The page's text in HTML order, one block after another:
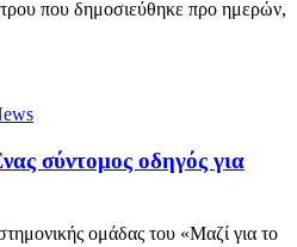
που δημοσιεύθηκε προ ημερών,
σύντομος οδηγός για
ομάδας του «Μαζί για το